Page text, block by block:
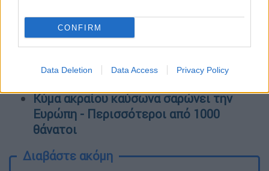
CONFIRM
Data Deletion Data Access Privacy Policy
παραδόσεις φυσικού αερίου στην
Ευρώπη - Ενημέρωσε ήδη έναν «πελάτη»
Υπόθεση Άλκη Καμπανού: Σε δίκη για
ανθρωποκτονία με δόλο και οι 12
Κύμα ακραίου καύσωνα σαρώνει την
Ευρώπη - Περισσότεροι από 1000
θάνατοι
Διαβάστε ακόμη